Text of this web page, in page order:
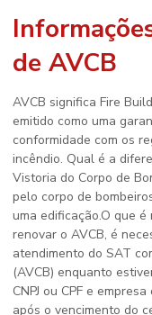
de AVCB
AVCB significa Fire
emitido como uma
conformidade com os
incêndio. Qual é a
Vistoria do Corpo de
pelo corpo de
uma edificação.O que
renovar o AVCB, é
atendimento do SAT
(AVCB) enquanto
CNPJ ou CPF e
após o vencimento do